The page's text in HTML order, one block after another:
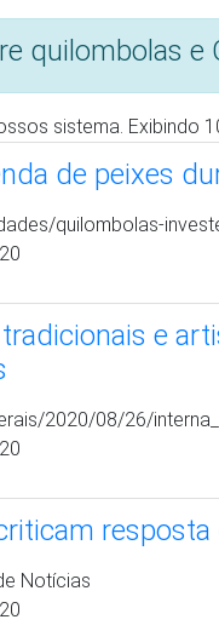
comunidades
escolas-em-
e informação
no combate à